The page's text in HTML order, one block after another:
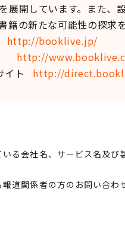
展開しています。また
の新たな可能性の探求
http://booklive.jp/
http://
イト http://
る会社名、サービス名及び
道関係者の方のお問い合わ